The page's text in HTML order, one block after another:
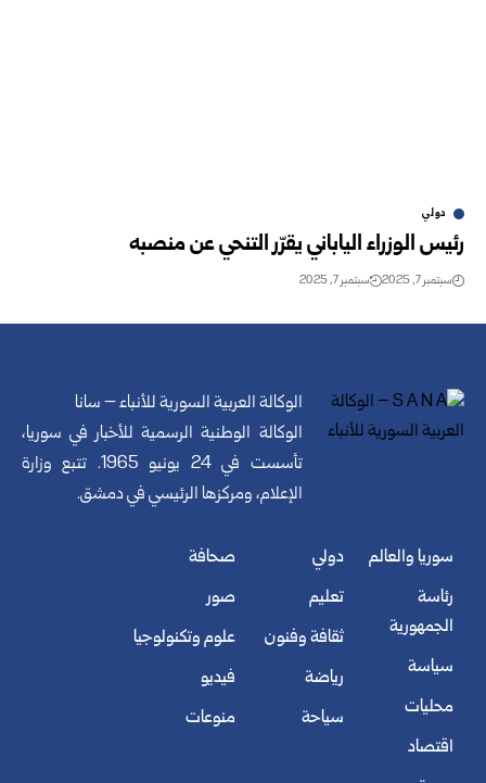
دولي
رئيس الوزراء الياباني يقرّر التنحي عن منصبه
سبتمبر 7, 2025 سبتمبر 7, 2025
الوكالة العربية السورية للأنباء – سانا
الوكالة الوطنية الرسمية للأخبار في سوريا،
تأسست في 24 يونيو 1965. تتبع وزارة
الإعلام، ومركزها الرئيسي في دمشق.
سوريا والعالم
رئاسة
الجمهورية
سياسة
محليات
اقتصاد
دولي
تعليم
ثقافة وفنون
رياضة
سياحة
صحافة
صور
علوم وتكنولوجيا
فيديو
منوعات